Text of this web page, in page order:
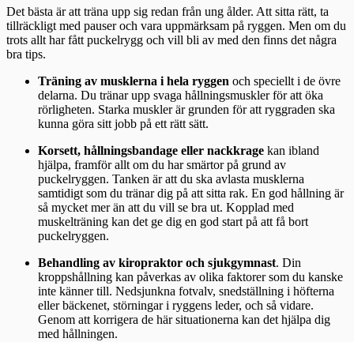
Det bästa är att träna upp sig redan från ung ålder. Att sitta rätt, ta
tillräckligt med pauser och vara uppmärksam på ryggen. Men om du
trots allt har fått puckelrygg och vill bli av med den finns det några
bra tips.
Träning av musklerna i hela ryggen och speciellt i de övre
delarna. Du tränar upp svaga hållningsmuskler för att öka
rörligheten. Starka muskler är grunden för att ryggraden ska
kunna göra sitt jobb på ett rätt sätt.
Korsett, hållningsbandage eller nackkrage kan ibland
hjälpa, framför allt om du har smärtor på grund av
puckelryggen. Tanken är att du ska avlasta musklerna
samtidigt som du tränar dig på att sitta rak. En god hållning är
så mycket mer än att du vill se bra ut. Kopplad med
muskelträning kan det ge dig en god start på att få bort
puckelryggen.
Behandling av kiropraktor och sjukgymnast. Din
kroppshållning kan påverkas av olika faktorer som du kanske
inte känner till. Nedsjunkna fotvalv, snedställning i höfterna
eller bäckenet, störningar i ryggens leder, och så vidare.
Genom att korrigera de här situationerna kan det hjälpa dig
med hållningen.